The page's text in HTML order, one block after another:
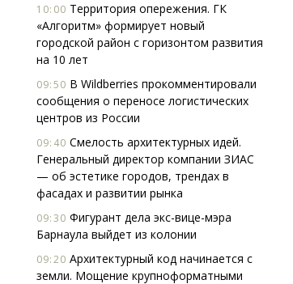
10:00 Территория опережения. ГК
«Алгоритм» формирует новый
городской район с горизонтом развития
на 10 лет
09:50 В Wildberries прокомментировали
сообщения о переносе логистических
центров из России
09:40 Смелость архитектурных идей.
Генеральный директор компании ЗИАС
— об эстетике городов, трендах в
фасадах и развитии рынка
09:30 Фигурант дела экс-вице-мэра
Барнаула выйдет из колонии
09:20 Архитектурный код начинается с
земли. Мощение крупноформатными